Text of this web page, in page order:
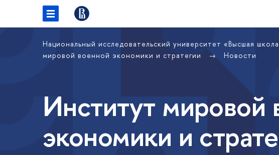
Национальный исследовательский университет «Высшая
мировой военной экономики и стратегии
Новости
Институт мировой
экономики и